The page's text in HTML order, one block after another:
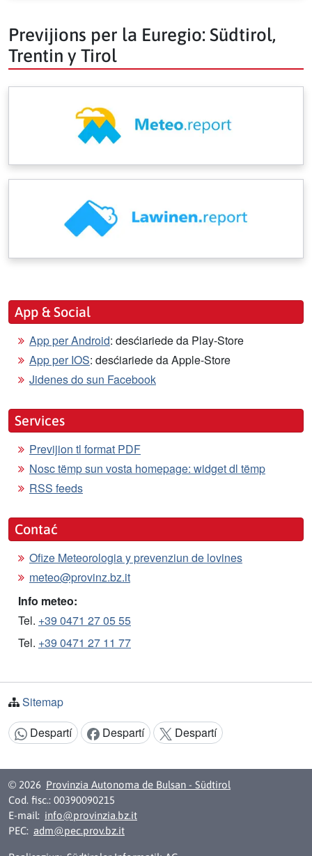
Previjions per la Euregio: Südtirol,
Trentin y Tirol
App & Social
App per Android: desćiariede da Play-Store
App per IOS: desćiariede da Apple-Store
Jidenes do sun Facebook
Services
Previjion tl format PDF
Nosc tëmp sun vosta homepage: widget dl tëmp
RSS feeds
Contać
Ofize Meteorologia y prevenziun de lovines
meteo@provinz.bz.it
Info meteo:
Tel. +39 0471 27 05 55
Tel. +39 0471 27 11 77
Sitemap
Argomënt despartí:
Despartí Despartí Despartí
© 2026 Provinzia Autonoma de Bulsan - Südtirol
Cod. fisc.: 00390090215
E-mail: info@provinzia.bz.it
PEC: adm@pec.prov.bz.it